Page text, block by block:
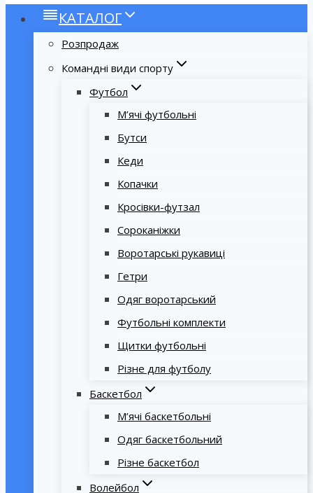
КАТАЛОГ
Розпродаж
Командні види спорту
Футбол
М’ячі футбольні
Бутси
Кеди
Копачки
Кросівки-футзал
Сороканіжки
Воротарські рукавиці
Гетри
Одяг воротарський
Футбольні комплекти
Щитки футбольні
Різне для футболу
Баскетбол
М’ячі баскетбольні
Одяг баскетбольний
Різне баскетбол
Волейбол